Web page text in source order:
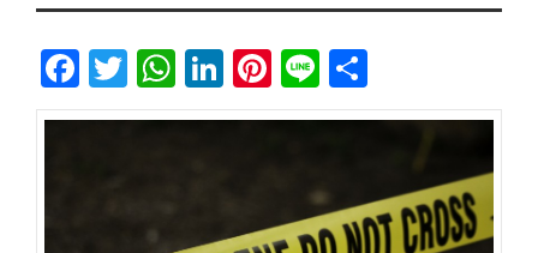
Facebook
Twitter
WhatsApp
LinkedIn
Pinterest
Line